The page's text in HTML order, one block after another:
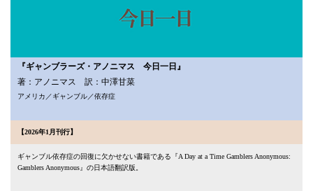
『ギャンブラーズ・アノニマス 今日一日』
著：アノニマス 訳：中澤甘菜
アメリカ／ギャンブル／依存症
【2026年1月刊行】
ギャンブル依存症の回復に欠かせない書籍である『A Day at a Time Gamblers Anonymous:
Gamblers Anonymous』の日本語翻訳版。